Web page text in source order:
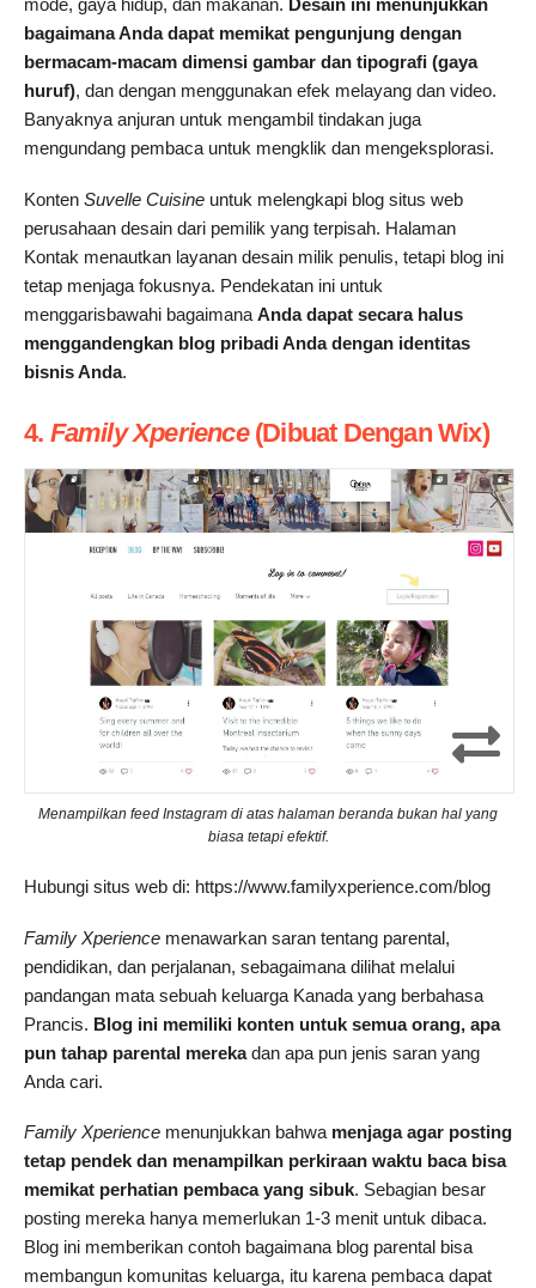
mode, gaya hidup, dan makanan. Desain ini menunjukkan
bagaimana Anda dapat memikat pengunjung dengan
bermacam-macam dimensi gambar dan tipografi (gaya
huruf), dan dengan menggunakan efek melayang dan video.
Banyaknya anjuran untuk mengambil tindakan juga
mengundang pembaca untuk mengklik dan mengeksplorasi.
Konten Suvelle Cuisine untuk melengkapi blog situs web
perusahaan desain dari pemilik yang terpisah. Halaman
Kontak menautkan layanan desain milik penulis, tetapi blog ini
tetap menjaga fokusnya. Pendekatan ini untuk
menggarisbawahi bagaimana Anda dapat secara halus
menggandengkan blog pribadi Anda dengan identitas
bisnis Anda.
4. Family Xperience(Dibuat Dengan Wix)
Menampilkan feed Instagram di atas halaman beranda bukan hal yang
biasa tetapi efektif.
Hubungi situs web di: https://www.familyxperience.com/blog
Family Xperience menawarkan saran tentang parental,
pendidikan, dan perjalanan, sebagaimana dilihat melalui
pandangan mata sebuah keluarga Kanada yang berbahasa
Prancis. Blog ini memiliki konten untuk semua orang, apa
pun tahap parental merekadan apa pun jenis saran yang
Anda cari.
Family Xperience menunjukkan bahwa menjaga agar posting
tetap pendek dan menampilkan perkiraan waktu baca bisa
memikat perhatian pembaca yang sibuk. Sebagian besar
posting mereka hanya memerlukan 1-3 menit untuk dibaca.
Blog ini memberikan contoh bagaimana blog parental bisa
membangun komunitas keluarga, itu karena pembaca dapat